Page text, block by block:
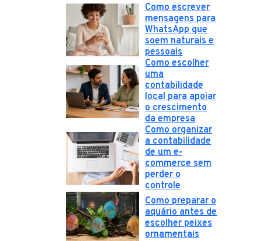
Como escrever
mensagens para
WhatsApp que
soem naturais e
pessoais
Como escolher
uma
contabilidade
local para apoiar
o crescimento
da empresa
Como organizar
a contabilidade
de um e-
commerce sem
perder o
controle
Como preparar o
aquário antes de
escolher peixes
ornamentais